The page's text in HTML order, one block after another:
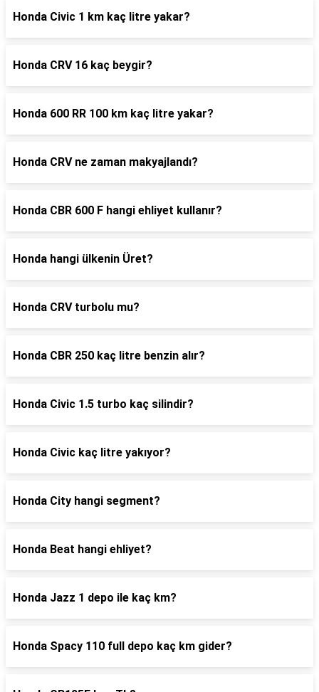
Honda Civic 1 km kaç litre yakar?
Honda CRV 16 kaç beygir?
Honda 600 RR 100 km kaç litre yakar?
Honda CRV ne zaman makyajlandı?
Honda CBR 600 F hangi ehliyet kullanır?
Honda hangi ülkenin Üret?
Honda CRV turbolu mu?
Honda CBR 250 kaç litre benzin alır?
Honda Civic 1.5 turbo kaç silindir?
Honda Civic kaç litre yakıyor?
Honda City hangi segment?
Honda Beat hangi ehliyet?
Honda Jazz 1 depo ile kaç km?
Honda Spacy 110 full depo kaç km gider?